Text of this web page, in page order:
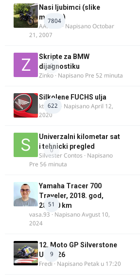
7804
Nasi ljubimci (slike
motora)
AArnold · NapisanoOctobar
21, 2007
0
Skripte za BMW
dijagnostiku
Zinko · Napisano Pre 52 minuta
622
Silkolene FUCHS ulja
ktm600 · NapisanoApril 12,
2020
0
Univerzalni kilometar sat
i tehnicki pregled
Silvester Contos · Napisano
Pre 56 minuta
51
Yamaha Tracer 700
Traveler, 2018. god,
28.100 km
vasa.93 · NapisanoAvgust 10,
2024
9
12. Moto GP Silverstone
UK 2026
Fredi · Napisano Petak u 17:20